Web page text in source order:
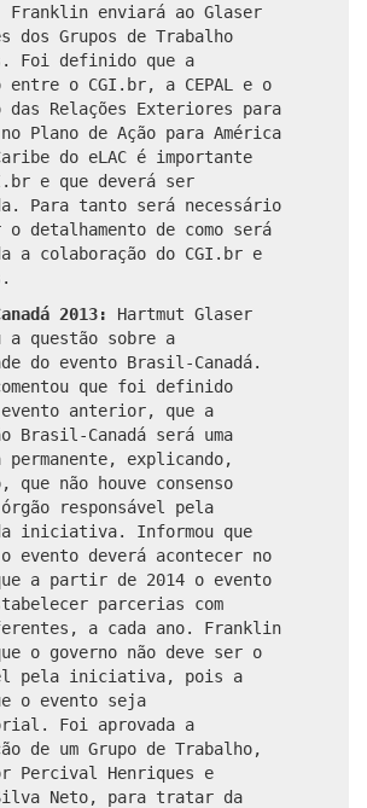
Franklin enviará ao Glaser
dos Grupos de Trabalho
Foi definido que a
entre o CGI.br, a CEPAL e o
Relações Exteriores para
Plano de Ação para América
do eLAC é importante
e que deverá ser
Para tanto será necessário
o detalhamento de como será
a colaboração do CGI.br e
2013:
Hartmut Glaser
a questão sobre a
do evento Brasil-Canadá.
que foi definido
anterior, que a
Brasil-Canadá será uma
explicando,
que não houve consenso
responsável pela
iniciativa. Informou que
evento deverá acontecer no
a partir de 2014 o evento
parcerias com
a cada ano. Franklin
o governo não deve ser o
pela iniciativa, pois a
o evento seja
Foi aprovada a
de um Grupo de Trabalho,
Percival Henriques e
Neto, para tratar da